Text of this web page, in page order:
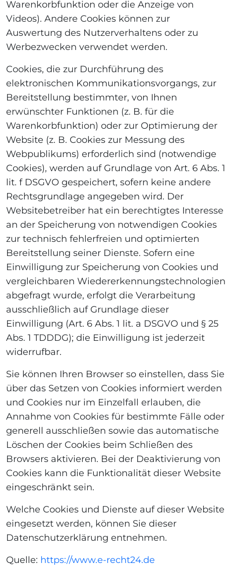
Warenkorbfunktion oder die Anzeige von
Videos). Andere Cookies können zur
Auswertung des Nutzerverhaltens oder zu
Werbezwecken verwendet werden.
Cookies, die zur Durchführung des
elektronischen Kommunikationsvorgangs, zur
Bereitstellung bestimmter, von Ihnen
erwünschter Funktionen (z. B. für die
Warenkorbfunktion) oder zur Optimierung der
Website (z. B. Cookies zur Messung des
Webpublikums) erforderlich sind (notwendige
Cookies), werden auf Grundlage von Art. 6 Abs. 1
lit. f DSGVO gespeichert, sofern keine andere
Rechtsgrundlage angegeben wird. Der
Websitebetreiber hat ein berechtigtes Interesse
an der Speicherung von notwendigen Cookies
zur technisch fehlerfreien und optimierten
Bereitstellung seiner Dienste. Sofern eine
Einwilligung zur Speicherung von Cookies und
vergleichbaren Wiedererkennungstechnologien
abgefragt wurde, erfolgt die Verarbeitung
ausschließlich auf Grundlage dieser
Einwilligung (Art. 6 Abs. 1 lit. a DSGVO und § 25
Abs. 1 TDDDG); die Einwilligung ist jederzeit
widerrufbar.
Sie können Ihren Browser so einstellen, dass Sie
über das Setzen von Cookies informiert werden
und Cookies nur im Einzelfall erlauben, die
Annahme von Cookies für bestimmte Fälle oder
generell ausschließen sowie das automatische
Löschen der Cookies beim Schließen des
Browsers aktivieren. Bei der Deaktivierung von
Cookies kann die Funktionalität dieser Website
eingeschränkt sein.
Welche Cookies und Dienste auf dieser Website
eingesetzt werden, können Sie dieser
Datenschutzerklärung entnehmen.
Quelle: https://www.e-recht24.de